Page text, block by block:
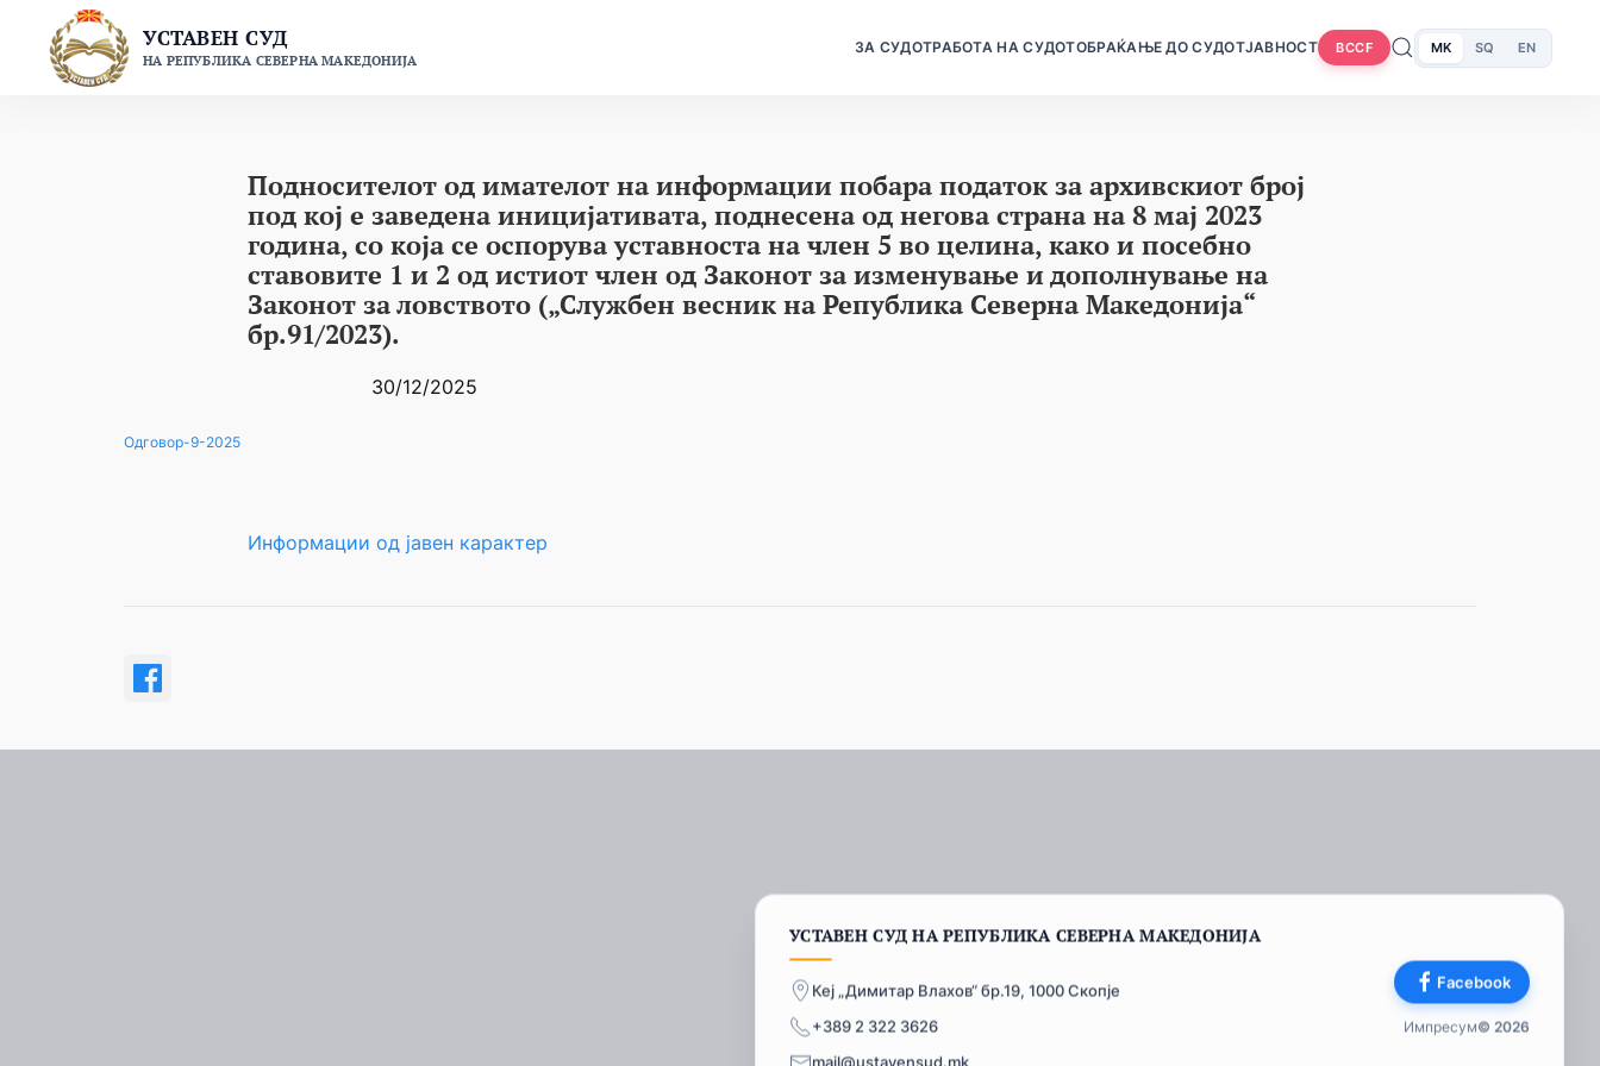
content
УСТАВЕН СУД
НА РЕПУБЛИКА СЕВЕРНА МАКЕДОНИЈА
ЗА СУДОТРАБОТА НА СУДОТОБРАЌАЊЕ ДО СУДОТЈАВНОСТ BCCF MK SQ EN
Подносителот од имателот на информации побара податок за архивскиот број
под кој е заведена иницијативата, поднесена од негова страна на 8 мај 2023
година, со која се оспорува уставноста на член 5 во целина, како и посебно
ставовите 1 и 2 од истиот член од Законот за изменување и дополнување на
Законот за ловството („Службен весник на Република Северна Македонија“
бр.91/2023).
30/12/2025
Одговор-9-2025
Информации од јавен карактер
УСТАВЕН СУД НА РЕПУБЛИКА СЕВЕРНА МАКЕДОНИЈА
Кеј „Димитар Влахов“ бр.19, 1000 Скопје
+389 2 322 3626
Facebook
Импресум© 2026